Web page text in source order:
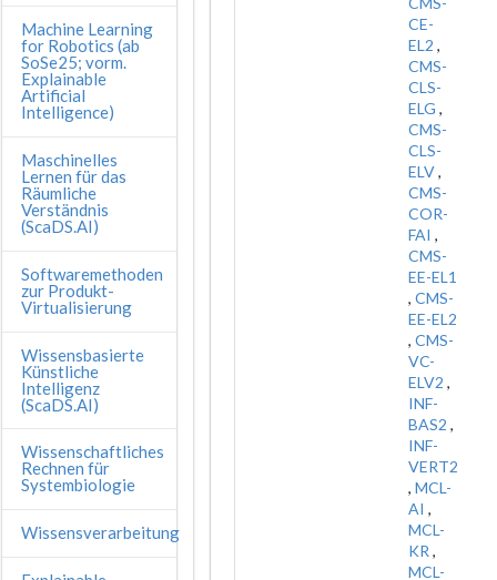
Machine Learning
for Robotics (ab
SoSe25; vorm.
Explainable
Artificial
Intelligence)
Maschinelles
Lernen für das
Räumliche
Verständnis
(ScaDS.AI)
Softwaremethoden
zur Produkt-
Virtualisierung
Wissensbasierte
Künstliche
Intelligenz
(ScaDS.AI)
Wissenschaftliches
Rechnen für
Systembiologie
Wissensverarbeitung
CE-
EL2 ,
CMS-
CLS-
ELG ,
CMS-
CLS-
ELV,
CMS-
COR-
FAI ,
CMS-
EE-EL1
, CMS-
EE-EL2
, CMS-
VC-
ELV2 ,
INF-
BAS2 ,
INF-
VERT2
, MCL-
AI ,
MCL-
KR ,
MCL-